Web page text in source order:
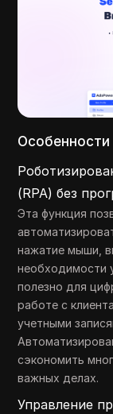
(RPA) без
Эта функция
нажатие мыши,
необходимости
полезно для
работе с
учетными
сэкономить
важных делах.
Управление